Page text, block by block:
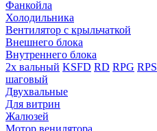
Фанкойла
Холодильника
Вентилятор с крыльчаткой
Внешнего блока
Внутреннего блока
2х вальный KSFD RD RPG RPS
шаговый
Двухвальные
Для витрин
Жалюзей
Мотор венилятора